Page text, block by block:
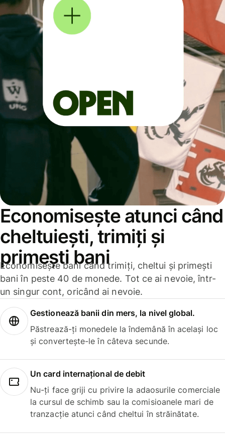
Economisește atunci când
cheltuiești, trimiți și
primești bani
Economisește bani când trimiți, cheltui și primești
bani în peste 40 de monede. Tot ce ai nevoie, într-
un singur cont, oricând ai nevoie.
Gestionează banii din mers, la nivel global.
Păstrează-ți monedele la îndemână în același loc
și convertește-le în câteva secunde.
Un card internațional de debit
Nu-ți face griji cu privire la adaosurile comerciale
la cursul de schimb sau la comisioanele mari de
tranzacție atunci când cheltui în străinătate.